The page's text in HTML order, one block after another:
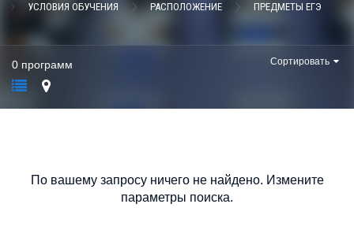
УСЛОВИЯ ОБУЧЕНИЯ РАСПОЛОЖЕНИЕ ПРЕДМЕТЫ ЕГЭ
0 программ Сортировать
По вашему запросу ничего не найдено. Измените
параметры поиска.